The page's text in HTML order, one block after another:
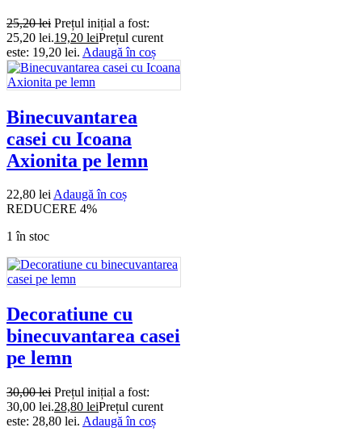
25,20lei Prețul inițial a fost:
25,20 lei.19,20 leiPrețul curent
este: 19,20 lei. Adaugă în coș
Binecuvantarea
casei cu Icoana
Axionita pe lemn
22,80 leiAdaugă în coș
REDUCERE 4%
1 în stoc
Decoratiune cu
binecuvantarea casei
pe lemn
30,00lei Prețul inițial a fost:
30,00 lei.28,80 leiPrețul curent
este: 28,80 lei. Adaugă în coș